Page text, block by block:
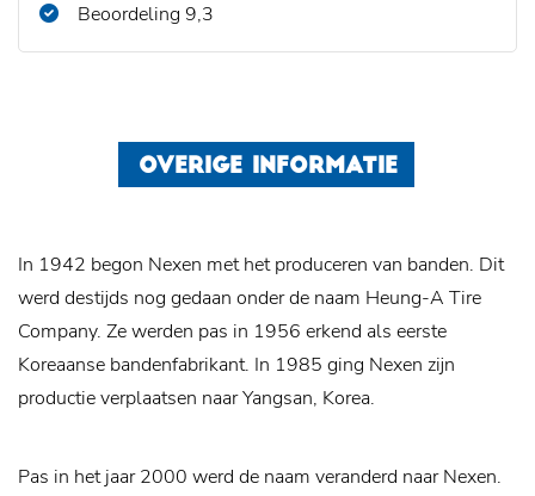
Beoordeling 9,3
OVERIGE INFORMATIE
In 1942 begon Nexen met het produceren van banden. Dit
werd destijds nog gedaan onder de naam Heung-A Tire
Company. Ze werden pas in 1956 erkend als eerste
Koreaanse bandenfabrikant. In 1985 ging Nexen zijn
productie verplaatsen naar Yangsan, Korea.
Pas in het jaar 2000 werd de naam veranderd naar Nexen.